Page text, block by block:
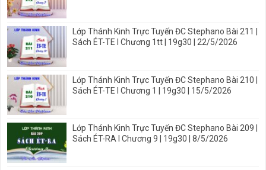
Lớp Thánh Kinh Trực Tuyến ĐC Stephano Bài 211 |
Sách ÉT-TE I Chương 1tt | 19g30 | 22/5/2026
Lớp Thánh Kinh Trực Tuyến ĐC Stephano Bài 210 |
Sách ÉT-TE I Chương 1 | 19g30 | 15/5/2026
Lớp Thánh Kinh Trực Tuyến ĐC Stephano Bài 209 |
Sách ÉT-RA I Chương 9 | 19g30 | 8/5/2026